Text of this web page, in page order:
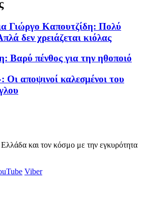
Γιώργο Καπουτζίδη: Πολύ
δεν χρειάζεται κιόλας
Βαρύ πένθος για την ηθοποιό
αποψινοί καλεσμένοι του
Ελλάδα και τον κόσμο με την εγκυρότητα
Viber